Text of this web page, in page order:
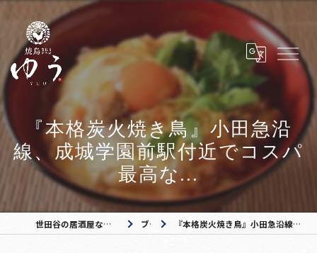
『本格炭火焼き鳥』小田急沿
線、成城学園前駅付近でコスパ
最高な...
世田谷の居酒屋なら焼き鳥ゆう 成城学園前店 ブログ 『本格炭火焼き鳥』小田急沿線、成城学園前駅付近でコスパ最高な...